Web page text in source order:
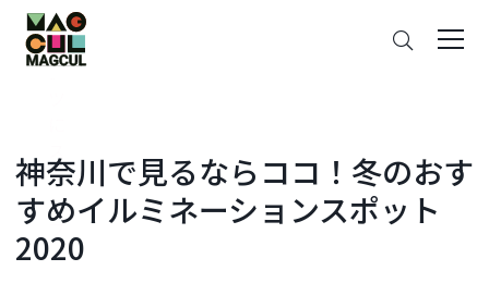
ン
テ
ン
キ
ッ
プ
神奈川で見るならココ！冬のおす
すめイルミネーションスポット
2020